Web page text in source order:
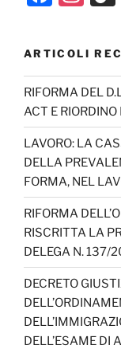
c
e
b
o
o
k
a
gr
a
m
ARTICOLI
RIFORMA DEL
ACT E
LAVORO: LA
DELLA
FORMA, NEL
RIFORMA
RISCRITTA LA
DELEGA N. 137/
DECRETO
DELL’ESAME DI